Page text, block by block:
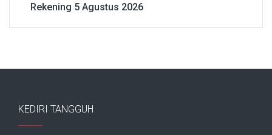
Rekening 5 Agustus 2026
KEDIRI TANGGUH